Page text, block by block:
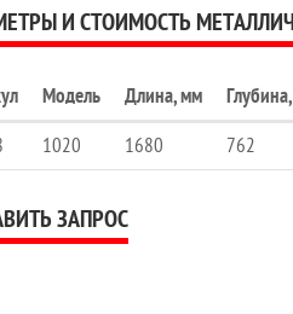
И СТОИМОСТЬ
Модель Длина, мм
1020 1680 762
ЗАПРОС